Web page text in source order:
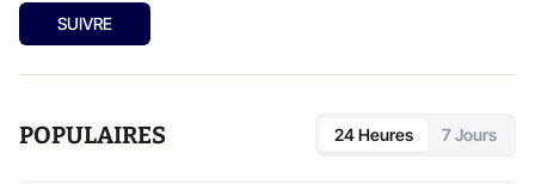
SUIVRE
POPULAIRES 24 Heures 7 Jours